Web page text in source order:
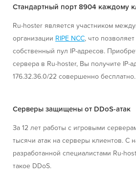
Стандартный порт 8904 каждому
Ru-hoster является участником
организации RIPE NCC, что
собственный пул IP-адресов.
сервера в Ru-hoster, Вы получите IP-
176.32.36.0/22 совершенно бесплатно.
Серверы защищены от DDoS-атак
За 12 лет работы с игровыми
тысячи атак на серверы клиентов. С
разработанной специалистами Ru-
такое DDoS.